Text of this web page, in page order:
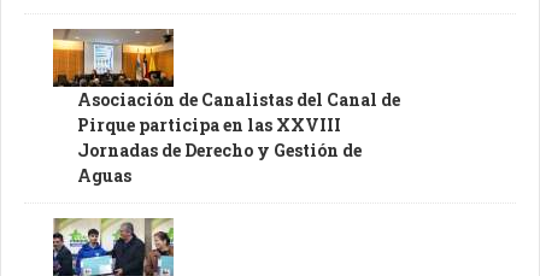
Asociación de Canalistas del Canal de
Pirque participa en las XXVIII
Jornadas de Derecho y Gestión de
Aguas